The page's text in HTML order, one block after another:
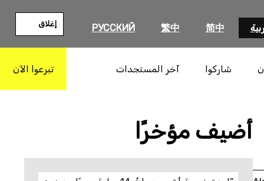
简中
繁中
РУССКИЙ إغلاق
شاركوا آخر المستجدات تبرعوا الآن
أضيف مؤخرًا